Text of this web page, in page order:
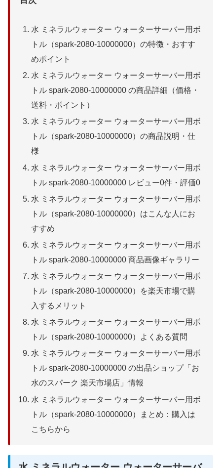
水 ミネラルウォーター ウォーターサーバー用ボ
トル（spark-2080-10000000）の特徴・おすす
めポイント
水 ミネラルウォーター ウォーターサーバー用ボ
トル spark-2080-10000000 の商品詳細（価格・
送料・ポイント）
水 ミネラルウォーター ウォーターサーバー用ボ
トル（spark-2080-10000000）の商品説明・仕
様
水 ミネラルウォーター ウォーターサーバー用ボ
トル spark-2080-10000000 レビュー0件・評価0
水 ミネラルウォーター ウォーターサーバー用ボ
トル（spark-2080-10000000）はこんな人にお
すすめ
水 ミネラルウォーター ウォーターサーバー用ボ
トル spark-2080-10000000 商品画像ギャラリー
水 ミネラルウォーター ウォーターサーバー用ボ
トル（spark-2080-10000000）を楽天市場で購
入するメリット
水 ミネラルウォーター ウォーターサーバー用ボ
トル（spark-2080-10000000）よくある質問
水 ミネラルウォーター ウォーターサーバー用ボ
トル spark-2080-10000000 の出品ショップ「お
水のスパーク 楽天市場店」情報
水 ミネラルウォーター ウォーターサーバー用ボ
トル（spark-2080-10000000）まとめ：購入は
こちらから